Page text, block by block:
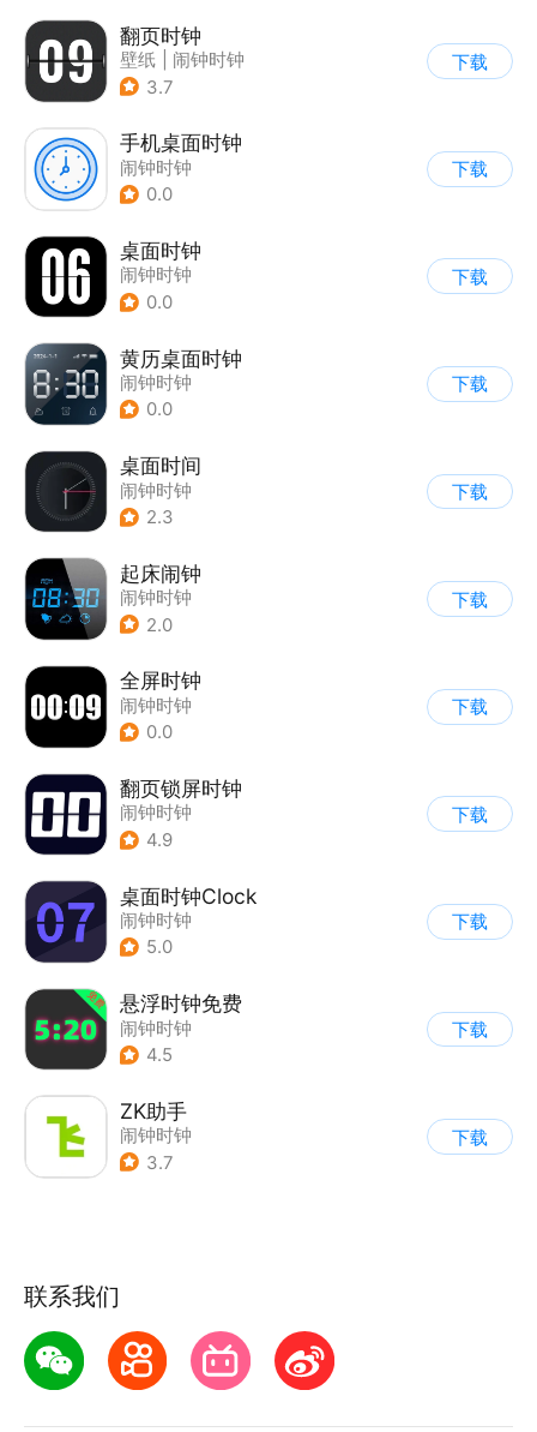
翻页时钟
壁纸
闹钟时钟
3.7
下载
手机桌面时钟
闹钟时钟
0.0
下载
桌面时钟
闹钟时钟
0.0
下载
黄历桌面时钟
闹钟时钟
0.0
下载
桌面时间
闹钟时钟
2.3
下载
起床闹钟
闹钟时钟
2.0
下载
全屏时钟
闹钟时钟
0.0
下载
翻页锁屏时钟
闹钟时钟
4.9
下载
桌面时钟Clock
闹钟时钟
5.0
下载
悬浮时钟免费
闹钟时钟
4.5
下载
ZK助手
闹钟时钟
3.7
下载
联系我们